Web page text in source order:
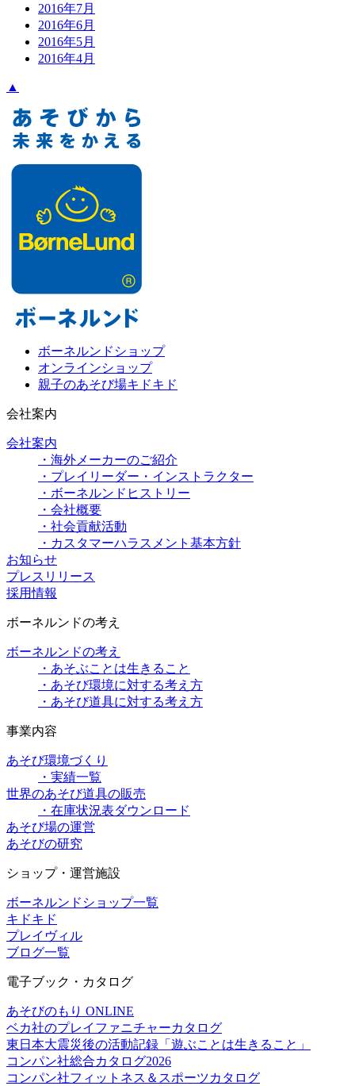
2016年7月
2016年6月
2016年5月
2016年4月
▲
ボーネルンドショップ
オンラインショップ
親子のあそび場キドキド
会社案内
会社案内
・海外メーカーのご紹介
・プレイリーダー・インストラクター
・ボーネルンドヒストリー
・会社概要
・社会貢献活動
・カスタマーハラスメント基本方針
お知らせ
プレスリリース
採用情報
ボーネルンドの考え
ボーネルンドの考え
・あそぶことは生きること
・あそび環境に対する考え方
・あそび道具に対する考え方
事業内容
あそび環境づくり
・実績一覧
世界のあそび道具の販売
・在庫状況表ダウンロード
あそび場の運営
あそびの研究
ショップ・運営施設
ボーネルンドショップ一覧
キドキド
プレイヴィル
ブログ一覧
電子ブック・カタログ
あそびのもり ONLINE
ベカ社のプレイファニチャーカタログ
東日本大震災後の活動記録「遊ぶことは生きること」
コンパン社総合カタログ2026
コンパン社フィットネス＆スポーツカタログ